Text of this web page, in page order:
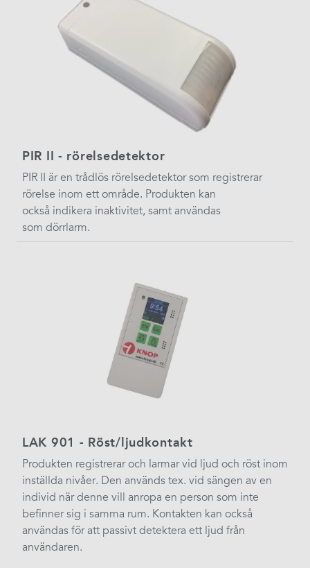
PIR II - rörelsedetektor
PIR II är en trådlös rörelsedetektor som registrerar
rörelse inom ett område. Produkten kan
också indikera inaktivitet, samt användas
som dörrlarm.​
LAK 901 - Röst/ljudkontakt
Produkten registrerar och larmar vid ljud och röst inom
inställda nivåer.​ Den används tex. vid sängen av en
individ när denne vill anropa en person som inte
befinner sig i samma rum. Kontakten kan också
användas för att passivt detektera ett ljud från
användaren.​